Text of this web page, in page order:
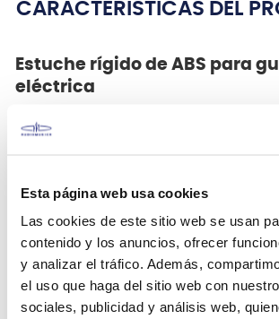
Esta página web usa cookies
Las cookies de este sitio web se usan
contenido y los anuncios, ofrecer
y analizar el tráfico. Además,
el uso que haga del sitio web con
sociales, publicidad y análisis web,
CARACTERÍSTICAS DEL
Estuche rígido de ABS para
eléctrica
La resistente carcasa del
guitarra del bordes agudos,
el cuerpo de la guitarra y un
que la sujetan de forma
compartimento interior permite
cables, cuerdas de repuesto y
Para mayor seguridad, el estuche
con llave durante vuelos o
candado homologado por la TSA.